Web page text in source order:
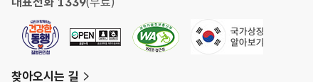
찾아오시는 길